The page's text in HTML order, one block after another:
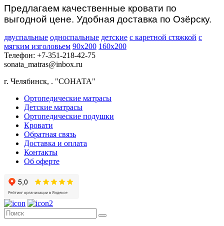
Предлагаем качественные кровати по
выгодной цене. Удобная доставка по Озёрску.
двуспальные односпальные детские с каретной стяжкой с
мягким изголовьем 90х200 160х200
Телефон: +7-351-218-42-75
sonata_matras@inbox.ru
г. Челябинск, . "СОНАТА"
Ортопедические матрасы
Детские матрасы
Ортопедические подушки
Кровати
Обратная связь
Доставка и оплата
Контакты
Об оферте